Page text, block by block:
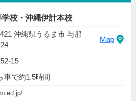
学校・沖縄伊計本校
沖縄県うるま市 与那
Map
15
車で約1.5時間